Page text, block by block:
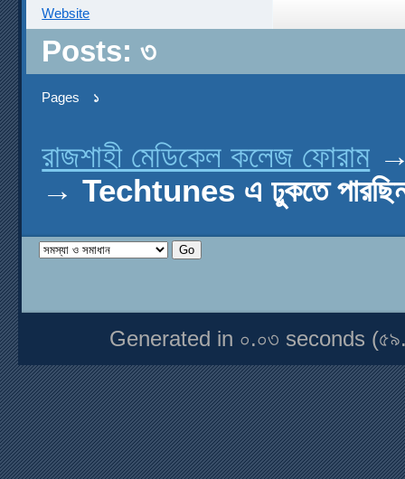
Website
Posts: ৩
Pages ১
রাজশাহী মেডিকেল কলেজ ফোরাম
→Techtunes এ ঢুকতে
Generated in ০.০৩ seconds